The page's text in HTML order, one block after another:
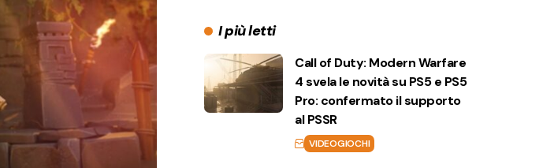
I più letti
Call of Duty: Modern Warfare
4 svela le novità su PS5 e PS5
Pro: confermato il supporto
al PSSR
VIDEOGIOCHI